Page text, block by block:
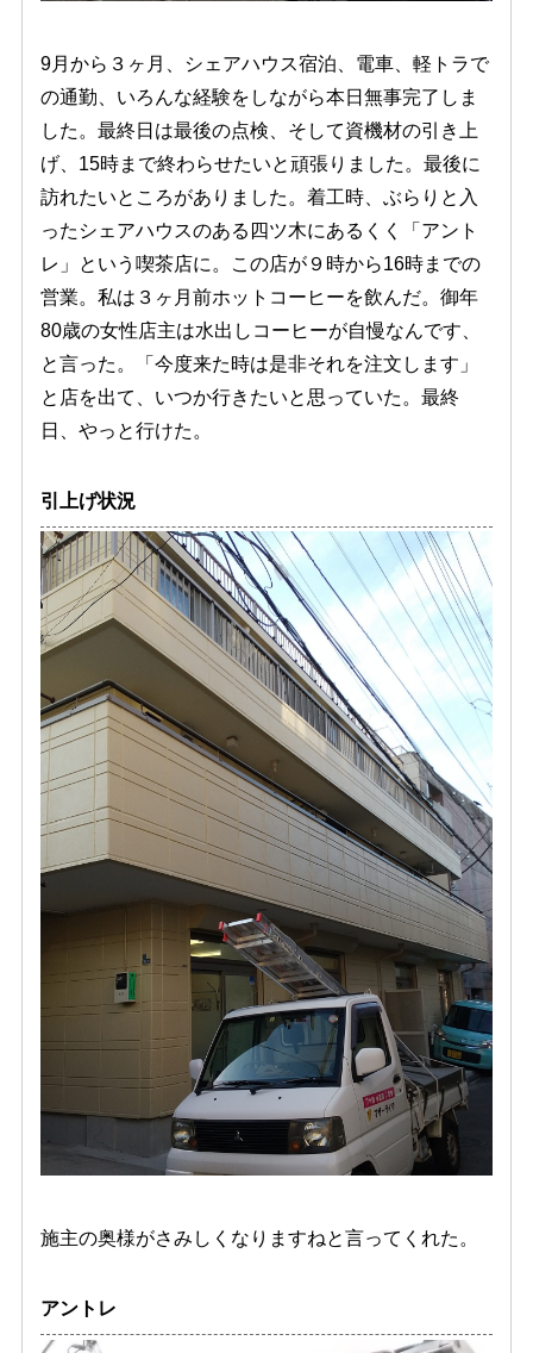
9月から３ヶ月、シェアハウス宿泊、電車、軽トラで
の通勤、いろんな経験をしながら本日無事完了しま
した。最終日は最後の点検、そして資機材の引き上
げ、15時まで終わらせたいと頑張りました。最後に
訪れたいところがありました。着工時、ぶらりと入
ったシェアハウスのある四ツ木にあるくく「アント
レ」という喫茶店に。この店が９時から16時までの
営業。私は３ヶ月前ホットコーヒーを飲んだ。御年
80歳の女性店主は水出しコーヒーが自慢なんです、
と言った。「今度来た時は是非それを注文します」
と店を出て、いつか行きたいと思っていた。最終
日、やっと行けた。
引上げ状況
施主の奥様がさみしくなりますねと言ってくれた。
アントレ